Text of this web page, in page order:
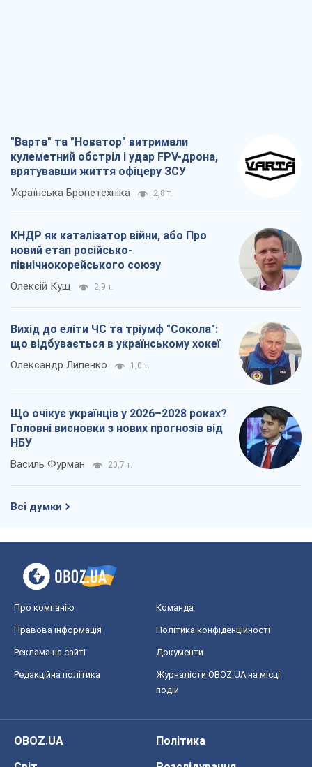
"Варта" та "Новатор" витримали
кулеметний обстріл і удар FPV-дрона,
врятувавши життя офіцеру ЗСУ
Українська Бронетехніка 2,8 т.
КНДР як каталізатор війни, або Про
новий етап російсько-
північнокорейського союзу
Олексій Кущ 2,9 т.
Вихід до еліти ЧС та тріумф "Сокола":
що відбувається в українському хокеї
Олександр Липенко 1,0 т.
Що очікує українців у 2026–2028 роках?
Головні висновки з нових прогнозів від
НБУ
Василь Фурман 20,7 т.
Всі думки
Про компанію Команда
Правова інформація Політика конфіденційності
Реклама на сайті Документи
Редакційна політика
Журналісти OBOZ.UA на місці
подій
OBOZ.UA
Політика